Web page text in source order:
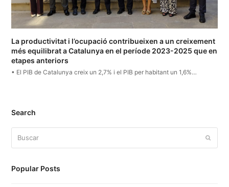
La productivitat i l’ocupació contribueixen a un creixement
més equilibrat a Catalunya en el període 2023-2025 que en
etapes anteriors
• El PIB de Catalunya creix un 2,7% i el PIB per habitant un 1,6%…
Search
Popular Posts